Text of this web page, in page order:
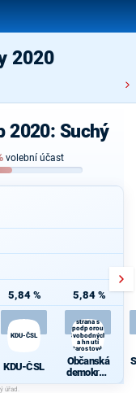
2020
2020: Suchý
volební účast
5,84 %
KDU-ČSL
KDU-ČSL
5,84 %
Občanská
strana s
podporou
Svobodných
a hnutí
Starostové a
osobnosti
pro Moravu
Občanská
demokrati
cká strana